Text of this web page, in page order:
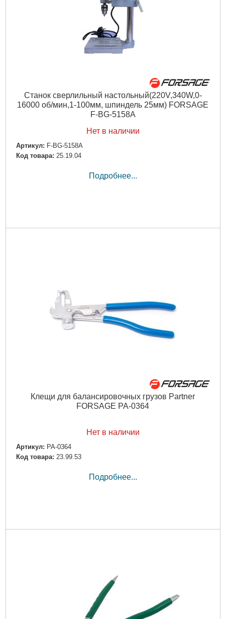
Станок сверлильный настольный(220V,340W,0-
16000 об/мин,1-100мм, шпиндель 25мм) FORSAGE
F-BG-5158A
Нет в наличии
Артикул: F-BG-5158A
Код товара: 25.19.04
Подробнее...
Клещи для балансировочных грузов Partner
FORSAGE PA-0364
Нет в наличии
Артикул: PA-0364
Код товара: 23.99.53
Подробнее...